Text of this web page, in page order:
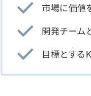
市場に価値
開発チーム
目標とする